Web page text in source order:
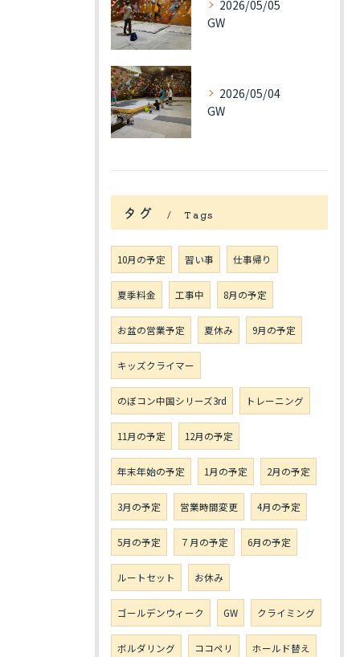
2026/05/05
GW
2026/05/04
GW
タグ Tags
10月の予定 習い事 仕事帰り
夏季料金 工事中 8月の予定
お盆の営業予定 夏休み 9月の予定
キッズクライマー
のぼコン中国シリーズ3rd トレーニング
11月の予定 12月の予定
年末年始の予定 1月の予定 2月の予定
3月の予定 営業時間変更 4月の予定
5月の予定 ７月の予定 6月の予定
ルートセット お休み
ゴールデンウィーク GW クライミング
ボルダリング ココペリ ホールド替え